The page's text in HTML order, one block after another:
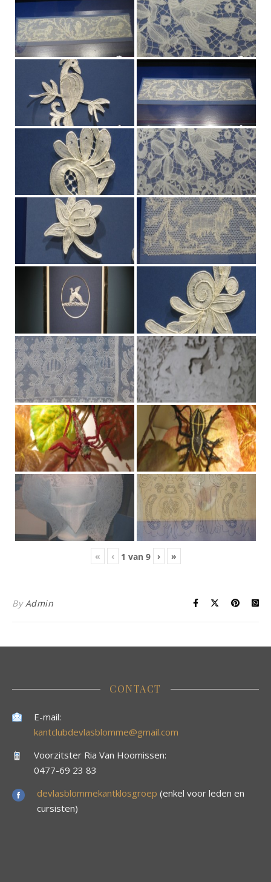
« ‹ 1 van 9 › »
By Admin
CONTACT
E-mail:
kantclubdevlasblomme@gmail.com
Voorzitster Ria Van Hoomissen:
0477-69 23 83
devlasblommekantklosgroep (enkel voor leden en
cursisten)